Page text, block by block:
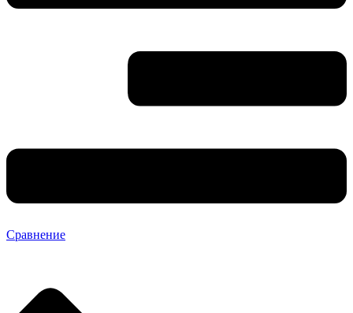
Сравнение